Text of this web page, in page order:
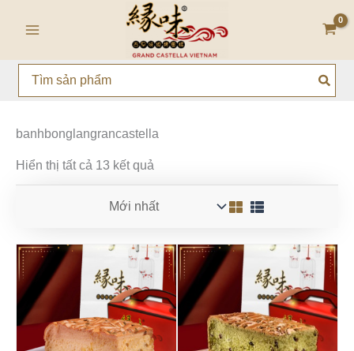
dung
for:
banhbonglangrancastella
Hiển thị tất cả 13 kết quả
sắp
xếp
theo
mới
nhất